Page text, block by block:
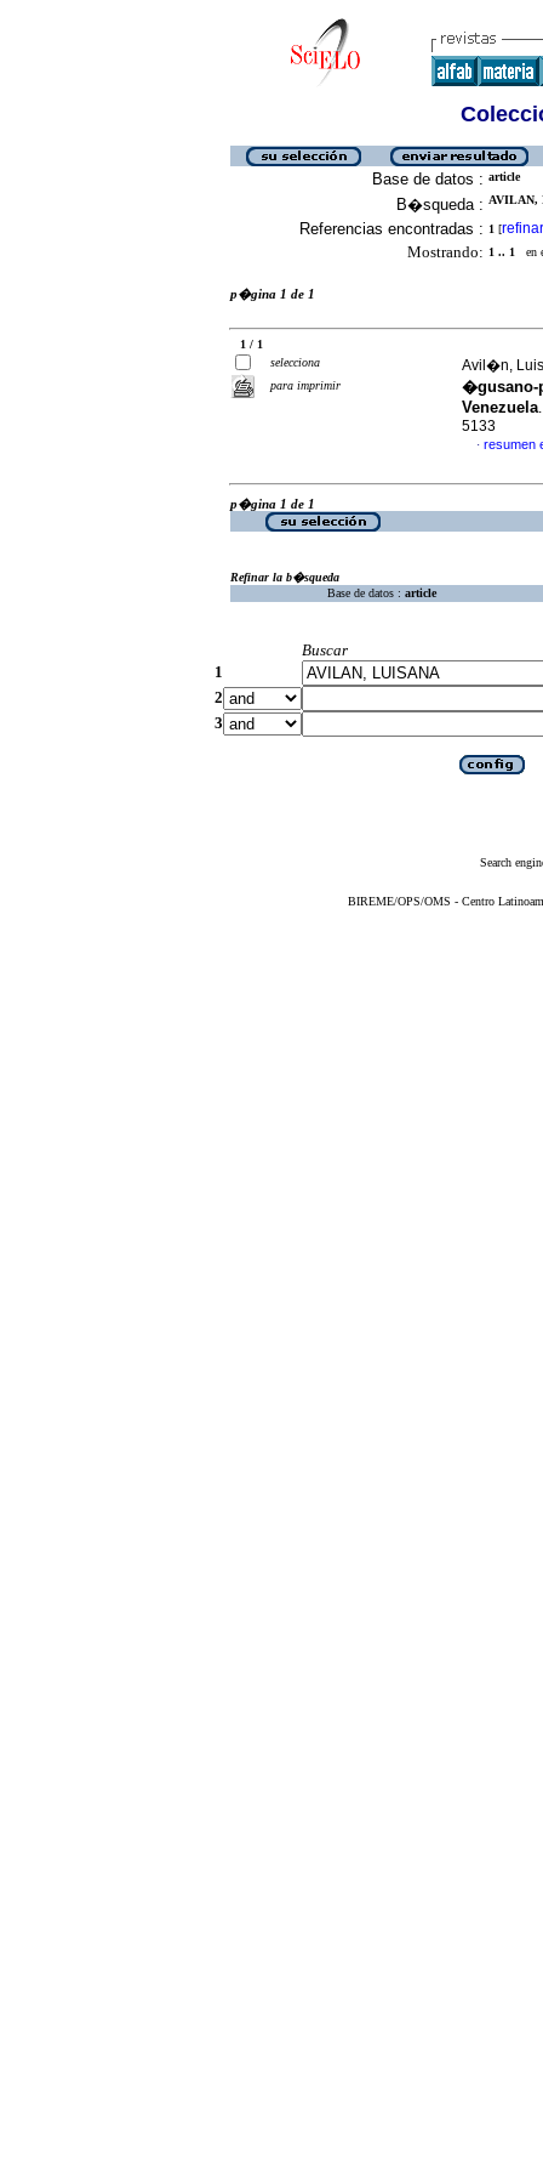
Base de datos : article
B�squeda : AVILAN,
Referencias encontradas : 1 [refinar
Mostrando: 1 .. 1 en
p�gina 1 de 1
1 / 1
selecciona
para imprimir
Avil�n,
�gusano-
Venezuela
5133
· resumen
p�gina 1 de 1
Refinar la b�squeda
Base de datos : article
Buscar
1
2
3
Search
BIREME/OPS/OMS - Centro